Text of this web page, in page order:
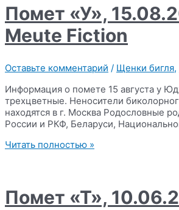
Meute
Panigale
х
Funny
Klaipeda
Помет «У»,
Meute Fiction
Оставьте комментарий / Щенки бигля,
Информация о помете 15 августа у
трехцветные. Неносители
находятся в г. Москва Родословные
России и РКФ, Беларуси,
Помет
Yudgine
x
Читать полностью »
Помет «Т»,